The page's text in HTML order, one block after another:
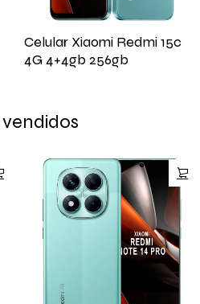
Celular Xiaomi Redmi 15c
4G 4+4gb 256gb